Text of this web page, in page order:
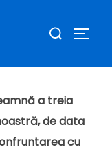
după:
a treia
de data
cu